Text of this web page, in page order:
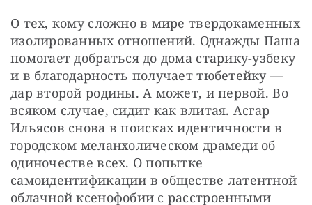
О тех, кому сложно в мире твердокаменных
изолированных отношений. Однажды Паша
помогает добраться до дома старику-узбеку
и в благодарность получает тюбетейку —
дар второй родины. А может, и первой. Во
всяком случае, сидит как влитая. Асгар
Ильясов снова в поисках идентичности в
городском меланхолическом драмеди об
одиночестве всех. О попытке
самоидентификации в обществе латентной
облачной ксенофобии с расстроенными